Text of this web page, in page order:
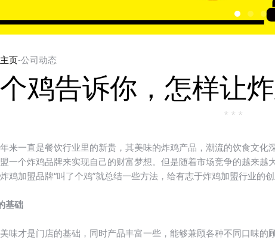
页-公司动态
鸡告诉你，怎样让
* * *
一直是餐饮行业里的新贵，其美味的炸鸡产品，潮流的饮食文化
一个炸鸡品牌来实现自己的财富梦想。但是随着市场竞争的越来
鸡加盟品牌“叫了个鸡”就总结一些方法，给有志于炸鸡加盟行业的
基础
才是门店的基础，同时产品丰富一些，能够兼顾各种不同口味的顾